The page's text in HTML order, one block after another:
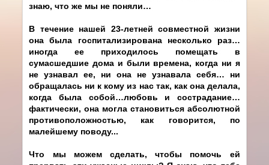
знаю, что же мы не поняли…
В течение нашей 23-летней совместной жизни
она была госпитализирована несколько раз…
иногда ее приходилось помещать в
сумасшедшие дома и были времена, когда ни я
не узнавал ее, ни она не узнавала себя… ни
обращалась ни к кому из нас так, как она делала,
когда была собой…любовь и сострадание…
фактически, она могла становиться абсолютной
противоположностью, как говорится, по
малейшему поводу...
Что мы можем сделать, чтобы помочь ей